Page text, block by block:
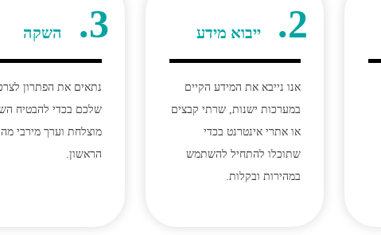
2. ייבוא מידע
אנו נייבא את המידע הקיים
במערכות ישנות, שרתי קבצים
או אתרי אינטרנט בכדי
שתוכלו להתחיל להשתמש
במהירות ובקלות.
3. השקה
נתאים את הפתרון
שלכם בכדי להבטיח
מוצלחת וערך מירבי
הראשון.